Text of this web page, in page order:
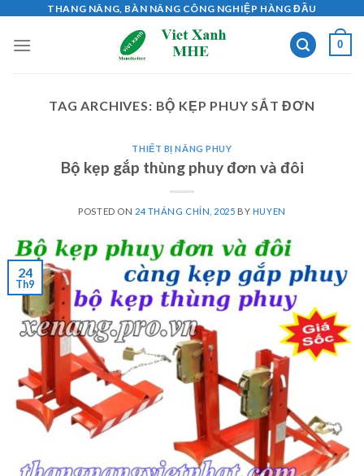
content
THANG NÂNG, BÀN NÂNG CÔNG NGHIỆP HÀNG ĐẦU
0
TAG ARCHIVES: BỘ KẸP PHUY SẮT ĐƠN
THIẾT BỊ NÂNG PHUY
Bộ kẹp gắp thùng phuy đơn và đôi
POSTED ON 24 THÁNG CHÍN, 2025 BY HUYEN
24
Th9